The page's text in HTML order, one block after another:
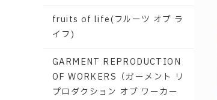
fruits of life(フルーツ オブ ラ
イフ)
GARMENT REPRODUCTION
OF WORKERS（ガーメント リ
プロダクション オブ ワーカー